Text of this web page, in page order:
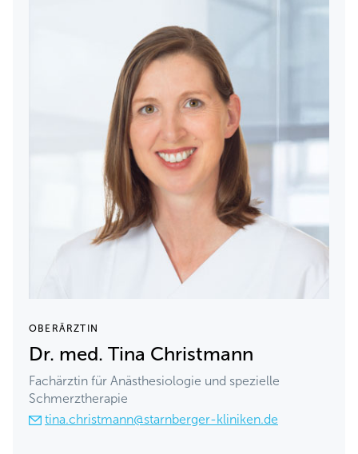
OBERÄRZTIN
Dr. med. Tina Christmann
Fachärztin für Anästhesiologie und spezielle
Schmerztherapie
tina.christmann@starnberger-kliniken.de